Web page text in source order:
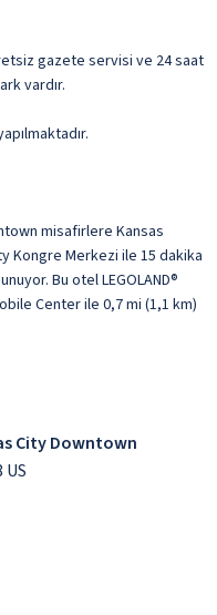
gazete servisi ve 24 saat
vardır.
misafirlere Kansas
Kongre Merkezi ile 15 dakika
Bu otel LEGOLAND®
Center ile 0,7 mi (1,1 km)
City Downtown